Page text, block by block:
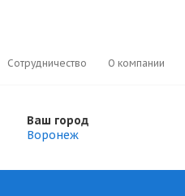
Сотрудничество О компании
Ваш город
Воронеж